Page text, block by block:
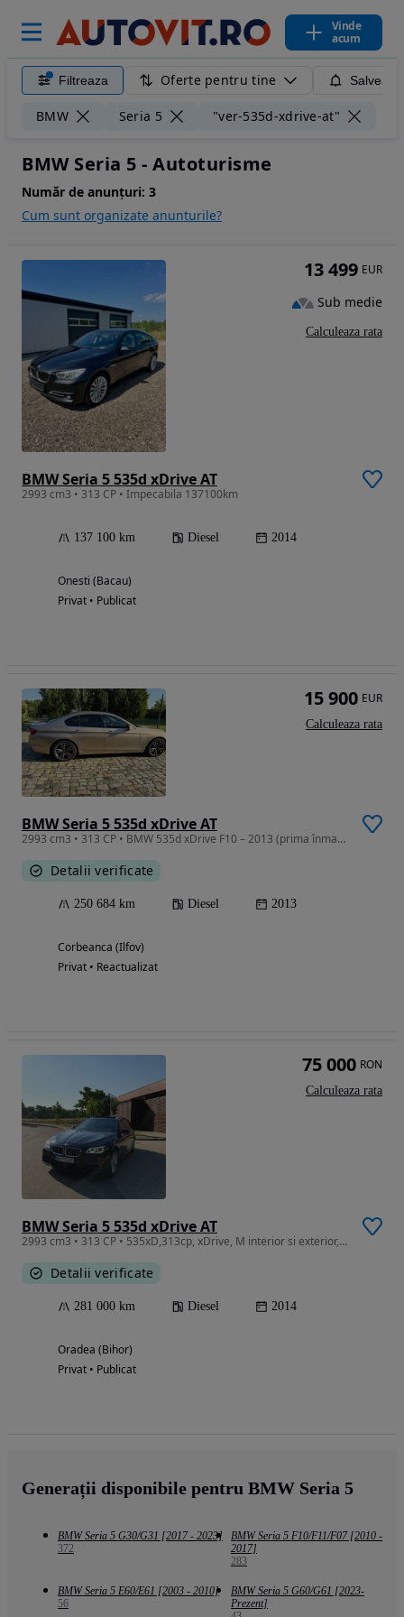
Vinde
acum
Filtreaza Oferte pentru tine
BMW Seria 5 "ver-535d-xdrive-at"
BMW Seria 5 - Autoturisme
Număr de anunțuri: 3
Cum sunt organizate anunturile?
BMW Seria 5 535d xDrive AT
2993 cm3 • 313 CP • Impecabila 137100km
137 100 km Diesel 2014
Onesti (Bacau)
Privat • Publicat
13 499 EUR
Sub medie
Calculeaza rata
BMW Seria 5 535d xDrive AT
2993 cm3 • 313 CP • BMW 535d xDrive F10 – 2013 (prima înmatriculare 2014)
Detalii verificate
250 684 km Diesel 2013
Corbeanca (Ilfov)
Privat • Reactualizat
15 900 EUR
Calculeaza rata
BMW Seria 5 535d xDrive AT
2993 cm3 • 313 CP • 535xD,313cp, xDrive, M interior si exterior, revizie 24.07.2026 BMW
Detalii verificate
281 000 km Diesel 2014
Oradea (Bihor)
Privat • Publicat
75 000 RON
Calculeaza rata
Generații disponibile pentru BMW Seria 5
BMW Seria 5 G30/G31 [2017 - 2023]
372
BMW Seria 5 F10/F11/F07 [2010 -
2017]
283
BMW Seria 5 E60/E61 [2003 - 2010]
56
BMW Seria 5 G60/G61 [2023-
Prezent]